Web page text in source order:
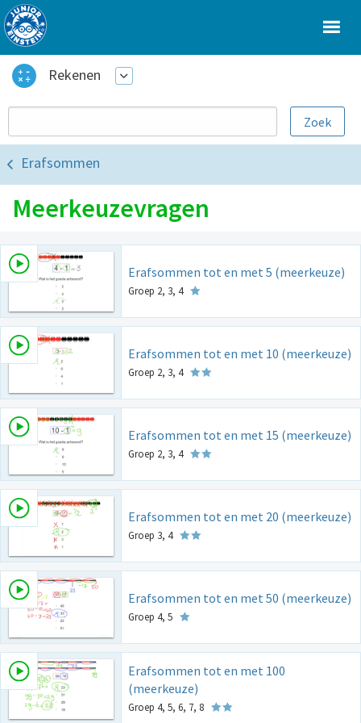
Rekenen
Erafsommen
Meerkeuzevragen
Erafsommen tot en met 5 (meerkeuze)
Groep 2, 3, 4
Erafsommen tot en met 10 (meerkeuze)
Groep 2, 3, 4
Erafsommen tot en met 15 (meerkeuze)
Groep 2, 3, 4
Erafsommen tot en met 20 (meerkeuze)
Groep 3, 4
Erafsommen tot en met 50 (meerkeuze)
Groep 4, 5
Erafsommen tot en met 100
(meerkeuze)
Groep 4, 5, 6, 7, 8